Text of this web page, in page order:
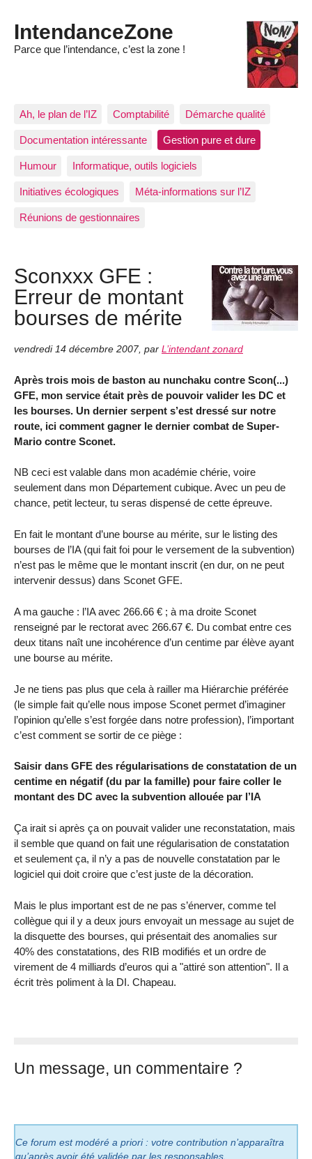
IntendanceZone
Parce que l’intendance, c’est la zone !
Ah, le plan de l’IZ Comptabilité Démarche qualité
Documentation intéressante Gestion pure et dure
Humour Informatique, outils logiciels
Initiatives écologiques Méta-informations sur l’IZ
Réunions de gestionnaires
Sconxxx GFE :
Erreur de montant
bourses de mérite
vendredi 14 décembre 2007, par L’intendant zonard
Après trois mois de baston au nunchaku contre Scon(...)
GFE, mon service était près de pouvoir valider les DC et
les bourses. Un dernier serpent s’est dressé sur notre
route, ici comment gagner le dernier combat de Super-
Mario contre Sconet.
NB ceci est valable dans mon académie chérie, voire
seulement dans mon Département cubique. Avec un peu de
chance, petit lecteur, tu seras dispensé de cette épreuve.
En fait le montant d’une bourse au mérite, sur le listing des
bourses de l’IA (qui fait foi pour le versement de la subvention)
n’est pas le même que le montant inscrit (en dur, on ne peut
intervenir dessus) dans Sconet GFE.
A ma gauche : l’IA avec 266.66 € ; à ma droite Sconet
renseigné par le rectorat avec 266.67 €. Du combat entre ces
deux titans naît une incohérence d’un centime par élève ayant
une bourse au mérite.
Je ne tiens pas plus que cela à railler ma Hiérarchie préférée
(le simple fait qu’elle nous impose Sconet permet d’imaginer
l’opinion qu’elle s’est forgée dans notre profession), l’important
c’est comment se sortir de ce piège :
Saisir dans GFE des régularisations de constatation de un
centime en négatif (du par la famille) pour faire coller le
montant des DC avec la subvention allouée par l’IA
Ça irait si après ça on pouvait valider une reconstatation, mais
il semble que quand on fait une régularisation de constatation
et seulement ça, il n’y a pas de nouvelle constatation par le
logiciel qui doit croire que c’est juste de la décoration.
Mais le plus important est de ne pas s’énerver, comme tel
collègue qui il y a deux jours envoyait un message au sujet de
la disquette des bourses, qui présentait des anomalies sur
40% des constatations, des RIB modifiés et un ordre de
virement de 4 milliards d’euros qui a "attiré son attention". Il a
écrit très poliment à la DI. Chapeau.
Un message, un commentaire ?
Ce forum est modéré a priori : votre contribution n’apparaîtra
qu’après avoir été validée par les responsables.